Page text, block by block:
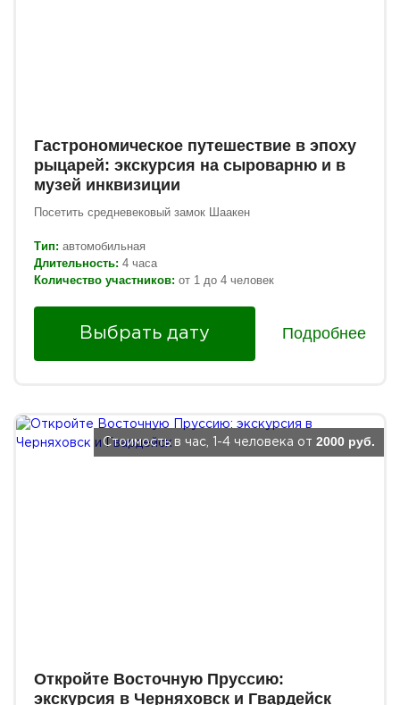
Гастрономическое путешествие в эпоху
рыцарей: экскурсия на сыроварню и в
музей инквизиции
Посетить средневековый замок Шаакен
Тип: автомобильная
Длительность: 4 часа
Количество участников: от 1 до 4 человек
Выбрать дату Подробнее
Откройте Восточную Пруссию:
экскурсия в Черняховск и Гвардейск
Стоимость в час, 1-4 человека от 2000 руб.